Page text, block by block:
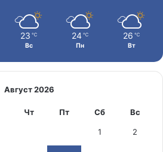
23 ℃
Вс
24 ℃
Пн
26 ℃
Вт
Август 2026
Чт Пт Сб Вс
1 2